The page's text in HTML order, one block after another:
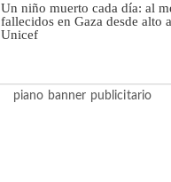
Un niño muerto cada día: al
fallecidos en Gaza desde alto
Unicef